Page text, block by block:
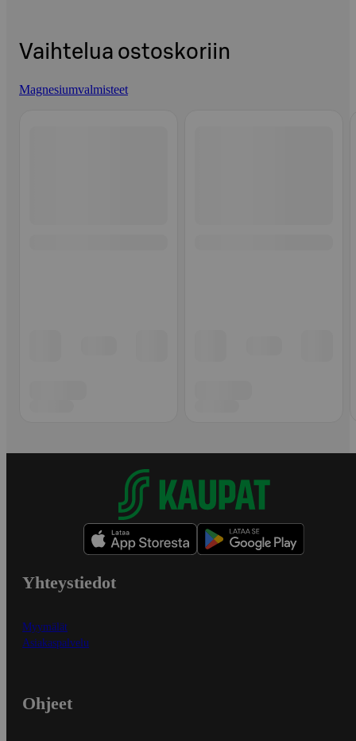
Vaihtelua ostoskoriin
Magnesiumvalmisteet
Yhteystiedot
Myymälät
Asiakaspalvelu
Ohjeet